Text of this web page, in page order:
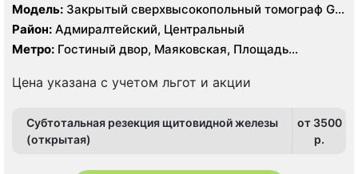
Модель: Закрытый сверхвысокопольный томограф GE
Signa HDxt 3.0 Тесла, КТ Philips Ingenuity 128 срезов,
Район: Адмиралтейский, Центральный
Метро: Гостиный двор, Маяковская, Площадь
Цена указана с учетом льгот и акции
Субтотальная резекция щитовидной железы
(открытая)
от 3500
p.